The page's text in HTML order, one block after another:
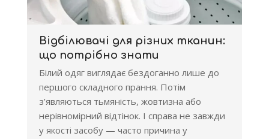
Відбілювачі для різних тканин:
що потрібно знати
Білий одяг виглядає бездоганно лише до
першого складного прання. Потім
з’являються тьмяність, жовтизна або
нерівномірний відтінок. І справа не завжди
у якості засобу — часто причина у